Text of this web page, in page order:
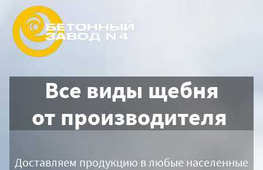
Все виды щебня
от производителя
Доставляем продукцию в любые населенные